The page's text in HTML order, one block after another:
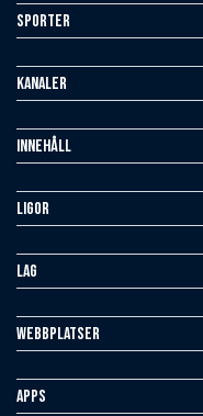
Sporter
Kanaler
Innehåll
Ligor
Lag
Webbplatser
Apps